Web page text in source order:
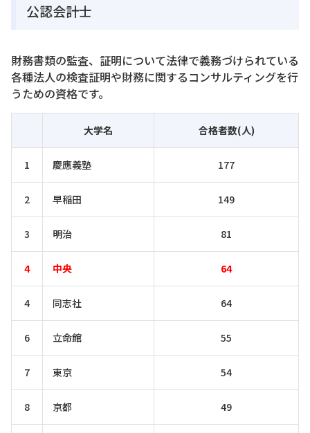
公認会計士
財務書類の監査、証明について法律で義務づけられている
各種法人の検査証明や財務に関するコンサルティングを行
うための資格です。
大学名 合格者数(人)
1 慶應義塾 177
2 早稲田 149
3 明治 81
4 中央 64
4 同志社 64
6 立命館 55
7 東京 54
8 京都 49